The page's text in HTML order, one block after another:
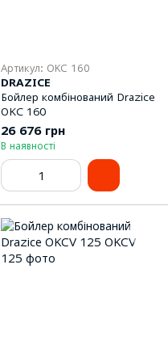
Артикул: OKC 160
DRAZICE
Бойлер комбінований Drazice
OKC 160
26 676 грн
В наявності